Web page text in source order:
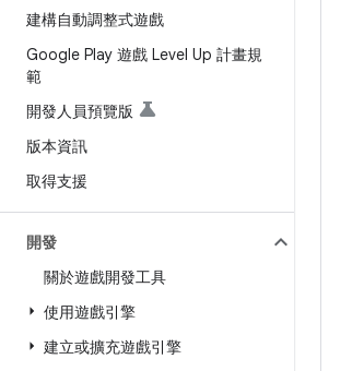
建構自動調整式遊戲
Google Play 遊戲 Level Up 計畫規
範
開發人員預覽版
版本資訊
取得支援
開發
關於遊戲開發工具
使用遊戲引擎
建立或擴充遊戲引擎